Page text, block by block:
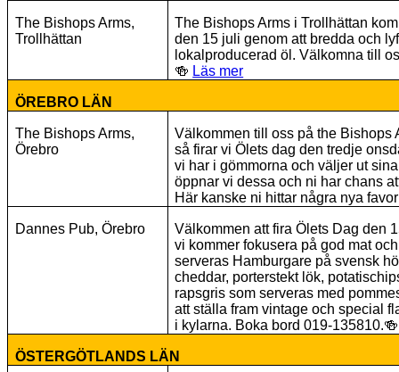
The Bishops Arms,
Trollhättan
The Bishops Arms i Trollhättan
den 15 juli genom att bredda och
lokalproducerad öl. Välkomna till
🍻 Läs mer
ÖREBRO LÄN
The Bishops Arms,
Örebro
Välkommen till oss på the Bishops
så firar vi Ölets dag den tredje
vi har i gömmorna och väljer ut
öppnar vi dessa och ni har chans
Här kanske ni hittar några nya
Dannes Pub, Örebro
Välkommen att fira Ölets Dag den
vi kommer fokusera på god mat
serveras Hamburgare på svensk
cheddar, porterstekt lök,
rapsgris som serveras med
att ställa fram vintage och special
i kylarna. Boka bord 019-135810.🍻
ÖSTERGÖTLANDS LÄN